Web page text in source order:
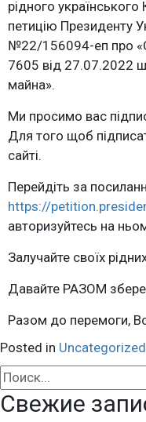
рідного
петицію Президенту
№22/156094-еп про
7605 від 27.07.2022
майна».
Ми просимо вас
Для того щоб
сайті.
Перейдіть за
https://
авторизуйтесь на
Залучайте своїх
Давайте РАЗОМ
Разом до перемоги,
Posted in Uncategorized
Свежие